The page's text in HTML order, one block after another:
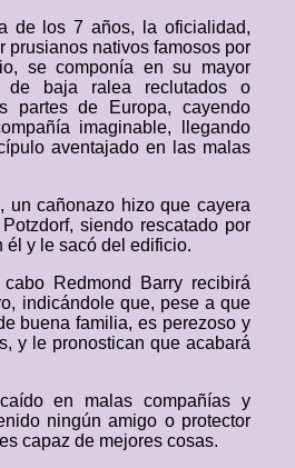
de los 7 años, la oficialidad,
prusianos nativos famosos por
se componía en su mayor
de baja ralea reclutados o
partes de Europa, cayendo
imaginable, llegando
aventajado en las malas
un cañonazo hizo que cayera
siendo rescatado por
él y le sacó del edificio.
Redmond Barry recibirá
indicándole que, pese a que
buena familia, es perezoso y
y le pronostican que acabará
en malas compañías y
ningún amigo o protector
capaz de mejores cosas.